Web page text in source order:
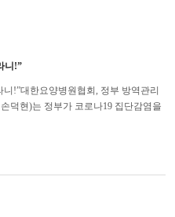
니!”
!”대한요양병원협회, 정부 방역관리
덕현)는 정부가 코로나19 집단감염을
토하겠...